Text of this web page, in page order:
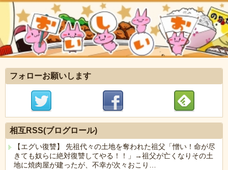
フォローお願いします
相互RSS(ブログロール)
【エグい復讐】 先祖代々の土地を奪われた祖父「憎い！命が尽
きても奴らに絶対復讐してやる！！」→祖父が亡くなりその土
地に焼肉屋が建ったが、不幸が次々おこり…